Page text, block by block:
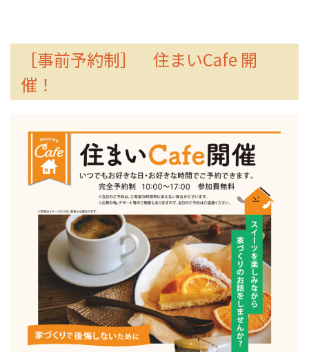
［事前予約制］ 住まいCafe 開
催！